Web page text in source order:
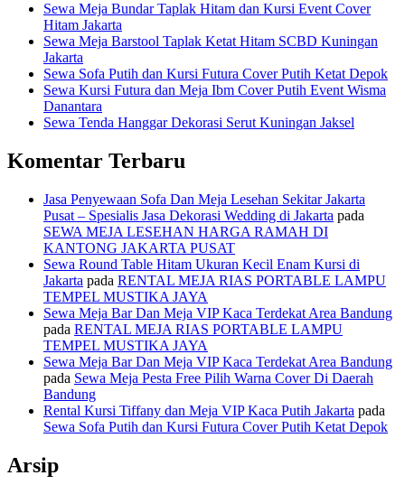
Sewa Meja Bundar Taplak Hitam dan Kursi Event Cover
Hitam Jakarta
Sewa Meja Barstool Taplak Ketat Hitam SCBD Kuningan
Jakarta
Sewa Sofa Putih dan Kursi Futura Cover Putih Ketat Depok
Sewa Kursi Futura dan Meja Ibm Cover Putih Event Wisma
Danantara
Sewa Tenda Hanggar Dekorasi Serut Kuningan Jaksel
Komentar Terbaru
Jasa Penyewaan Sofa Dan Meja Lesehan Sekitar Jakarta
Pusat – Spesialis Jasa Dekorasi Wedding di Jakarta pada
SEWA MEJA LESEHAN HARGA RAMAH DI
KANTONG JAKARTA PUSAT
Sewa Round Table Hitam Ukuran Kecil Enam Kursi di
Jakarta pada RENTAL MEJA RIAS PORTABLE LAMPU
TEMPEL MUSTIKA JAYA
Sewa Meja Bar Dan Meja VIP Kaca Terdekat Area Bandung
pada RENTAL MEJA RIAS PORTABLE LAMPU
TEMPEL MUSTIKA JAYA
Sewa Meja Bar Dan Meja VIP Kaca Terdekat Area Bandung
pada Sewa Meja Pesta Free Pilih Warna Cover Di Daerah
Bandung
Rental Kursi Tiffany dan Meja VIP Kaca Putih Jakarta pada
Sewa Sofa Putih dan Kursi Futura Cover Putih Ketat Depok
Arsip